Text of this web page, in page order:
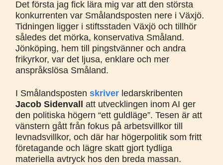
Det första jag fick lära mig var att den största
konkurrenten var Smålandsposten nere i Växjö.
Tidningen ligger i stiftsstaden Växjö och tillhör
således det mörka, konservativa Småland.
Jönköping, hem till pingstvänner och andra
frikyrkor, var det ljusa, enklare och mer
anspråkslösa Småland.
I Smålandsposten skriver ledarskribenten
Jacob Sidenvall
att utvecklingen inom AI ger
den politiska högern “ett guldläge”. Tesen är att
vänstern gått från fokus på arbetsvillkor till
levnadsvillkor, och där har högerpolitik som fritt
företagande och lägre skatt gjort tydliga
materiella avtryck hos den breda massan.